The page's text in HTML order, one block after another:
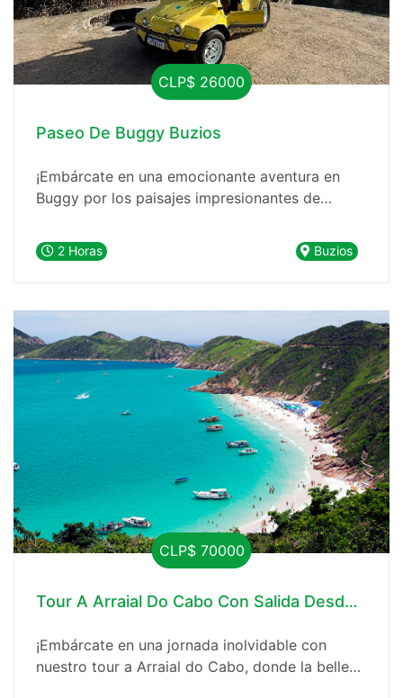
CLP$ 26000
Paseo De Buggy Buzios
¡Embárcate en una emocionante aventura en
Buggy por los paisajes impresionantes de
minutos te llevará a través de los miradores
más impresionantes y las playas más hermosas
2 Horas Buzios
CLP$ 70000
Tour A Arraial Do Cabo Con Salida Desde Rio
¡Embárcate en una jornada inolvidable con
nuestro tour a Arraial do Cabo, donde la belleza